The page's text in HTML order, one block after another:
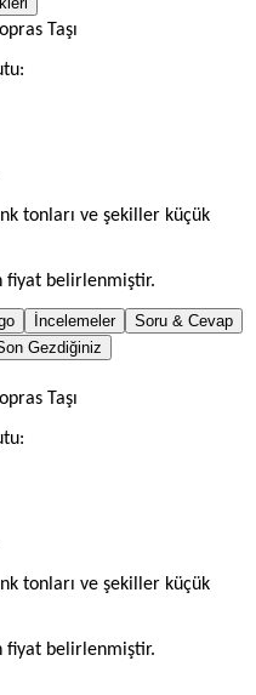
Taşı
tonları ve şekiller küçük
fiyat belirlenmiştir.
İncelemeler
Soru & Cevap
Gezdiğiniz
Taşı
tonları ve şekiller küçük
fiyat belirlenmiştir.